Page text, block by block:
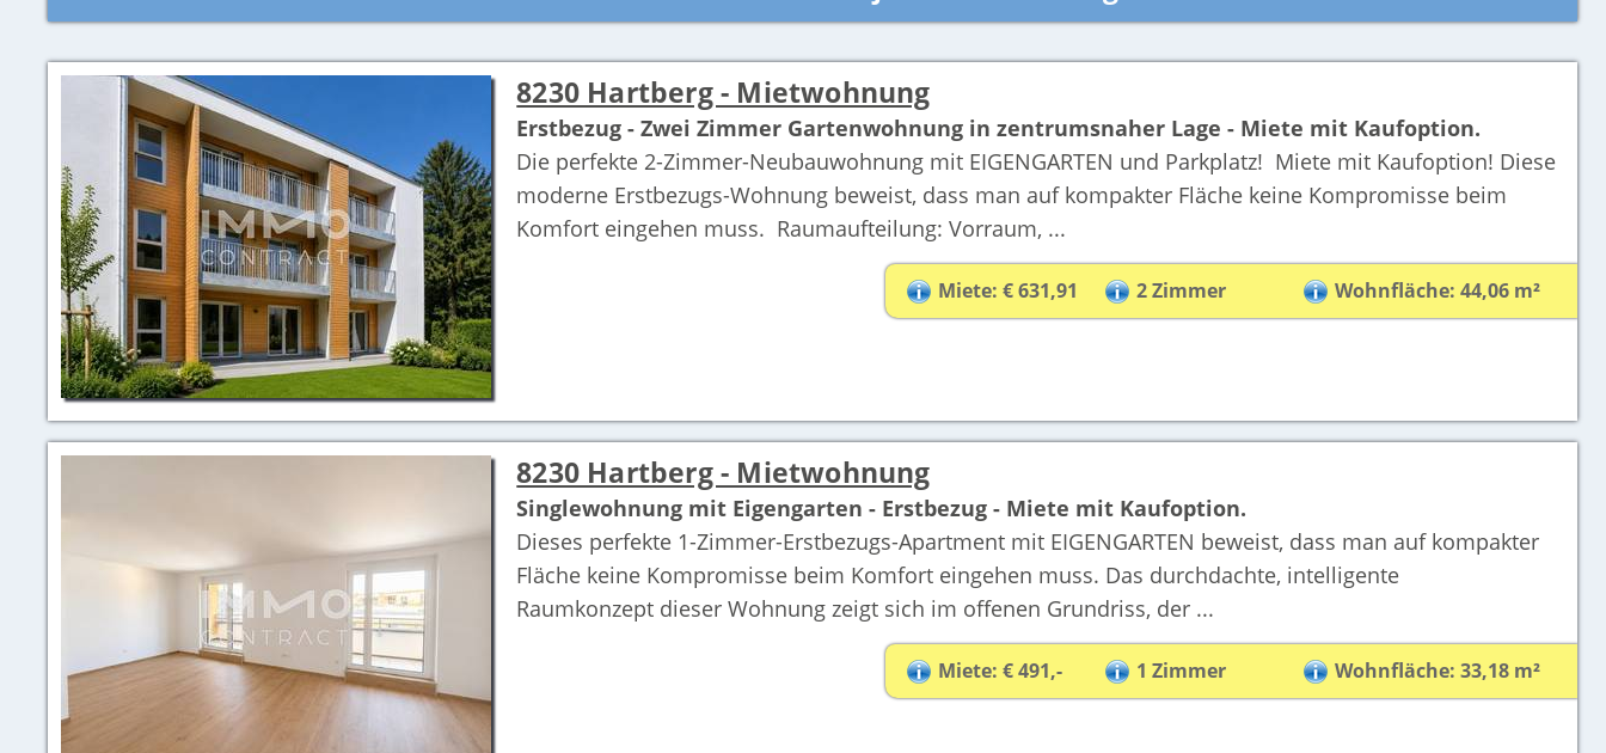
8230 Hartberg - Mietwohnung
Erstbezug - Zwei Zimmer Gartenwohnung in zentrumsnaher Lage - Miete mit Kaufoption.
Die perfekte 2-Zimmer-Neubauwohnung mit EIGENGARTEN und Parkplatz! Miete mit Kaufoption! Diese
moderne Erstbezugs-Wohnung beweist, dass man auf kompakter Fläche keine Kompromisse beim
Komfort eingehen muss. Raumaufteilung: Vorraum, ...
Miete: € 631,91 2 Zimmer Wohnfläche: 44,06 m²
8230 Hartberg - Mietwohnung
Singlewohnung mit Eigengarten - Erstbezug - Miete mit Kaufoption.
Dieses perfekte 1-Zimmer-Erstbezugs-Apartment mit EIGENGARTEN beweist, dass man auf kompakter
Fläche keine Kompromisse beim Komfort eingehen muss. Das durchdachte, intelligente
Raumkonzept dieser Wohnung zeigt sich im offenen Grundriss, der ...
Miete: € 491,- 1 Zimmer Wohnfläche: 33,18 m²